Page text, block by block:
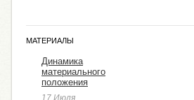
МАТЕРИАЛЫ
Динамика
материального
положения
17 Июля